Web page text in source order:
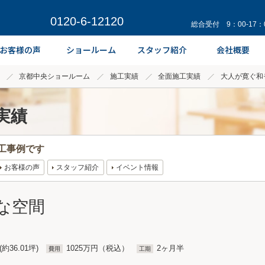
0120-6-12120 総合受付 9：00-17：
京都中央ショールーム 施工実績 全面施工実績 大人が寛ぐ
績
事例です
お客様の声 スタッフ紹介 イベント情報
空間
(約36.01坪) 費用 1025万円（税込） 工期 2ヶ月半